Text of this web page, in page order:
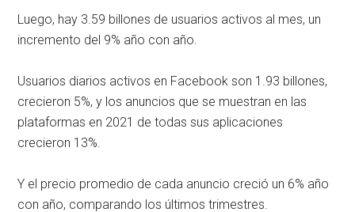
Luego, hay 3.59 billones de usuarios activos al mes, un
incremento del 9% año con año.
Usuarios diarios activos en Facebook son 1.93 billones,
crecieron 5%, y los anuncios que se muestran en las
plataformas en 2021 de todas sus aplicaciones
crecieron 13%.
Y el precio promedio de cada anuncio creció un 6% año
con año, comparando los últimos trimestres.